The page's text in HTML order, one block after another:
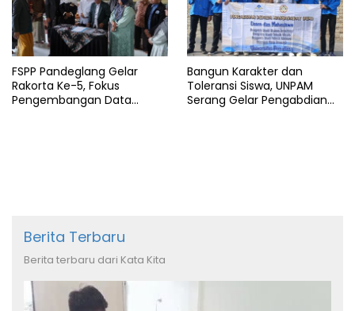
FSPP Pandeglang Gelar
Rakorta Ke-5, Fokus
Pengembangan Data
Bangun Karakter dan
Toleransi Siswa, UNPAM
Serang Gelar Pengabdian
Berita Terbaru
Berita terbaru dari Kata Kita